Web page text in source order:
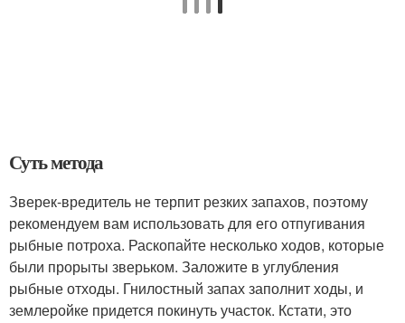
Суть метода
Зверек-вредитель не терпит резких запахов, поэтому
рекомендуем вам использовать для его отпугивания
рыбные потроха. Раскопайте несколько ходов, которые
были прорыты зверьком. Заложите в углубления
рыбные отходы. Гнилостный запах заполнит ходы, и
землеройке придется покинуть участок. Кстати, это